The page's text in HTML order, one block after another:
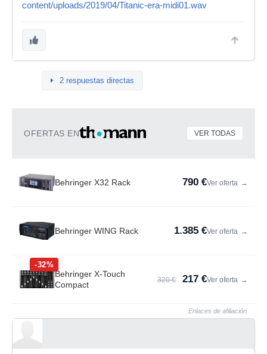
content/uploads/2019/04/Titanic-era-midi01.wav
2 respuestas directas
OFERTAS EN VER TODAS
Behringer X32 Rack 790 €Ver oferta →
Behringer WING Rack 1.385 €Ver oferta →
-32%
Behringer X-Touch
Compact
320 € 217 €Ver oferta →
Enlaces de afiliación